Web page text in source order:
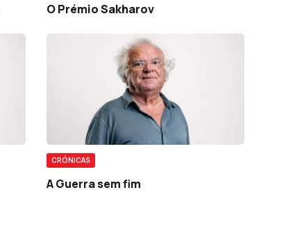
O Prémio Sakharov
CRÓNICAS
A Guerra sem fim